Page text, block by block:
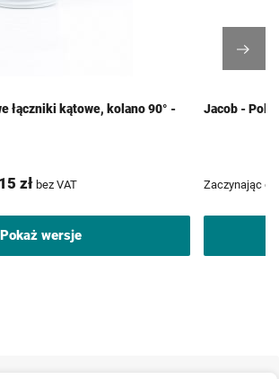
łączniki kątowe, kolano 90° -
zł bez VAT
Pokaż wersje
Jacob -
Zaczynając od